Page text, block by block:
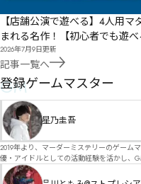
【店舗公演で遊べる】4人用
まれる名作！【初心者でも遊べ
2026年7月9日更新
記事一覧へ
GM
登録ゲームマスター
星乃圭吾
2019年より、マーダーミステリーのゲームマス
優・アイドルとしての活動経験を活かし、
ら、お客様に物語の世界へ入り込んでいただ
身でも作品制作を行っているので、作家さ